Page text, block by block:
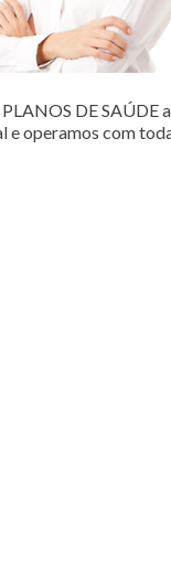
DE SAÚDE a
operamos com